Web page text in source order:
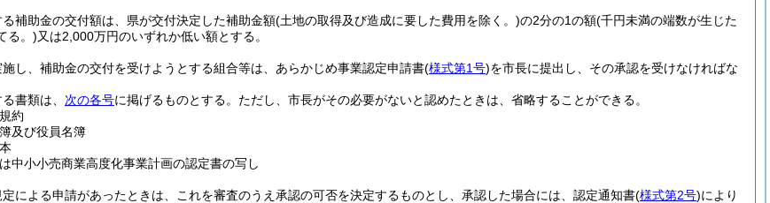
補助金の交付額は、県が交付決定した補助金額(土地の取得及び造成に要した費用を除く。)の2分の1の額(千円未満の端数が生じた
る。)又は2,000万円のいずれか低い額とする。
し、補助金の交付を受けようとする組合等は、あらかじめ事業認定申請書(様式第1号)を市長に提出し、その承認を受けなければな
書類は、 次の各号に掲げるものとする。 ただし、市長がその必要がないと認めたときは、省略することができる。
約
及び役員名簿
中小小売商業高度化事業計画の認定書の写し
定による申請があったときは、これを審査のうえ承認の可否を決定するものとし、承認した場合には、認定通知書(様式第2号)により